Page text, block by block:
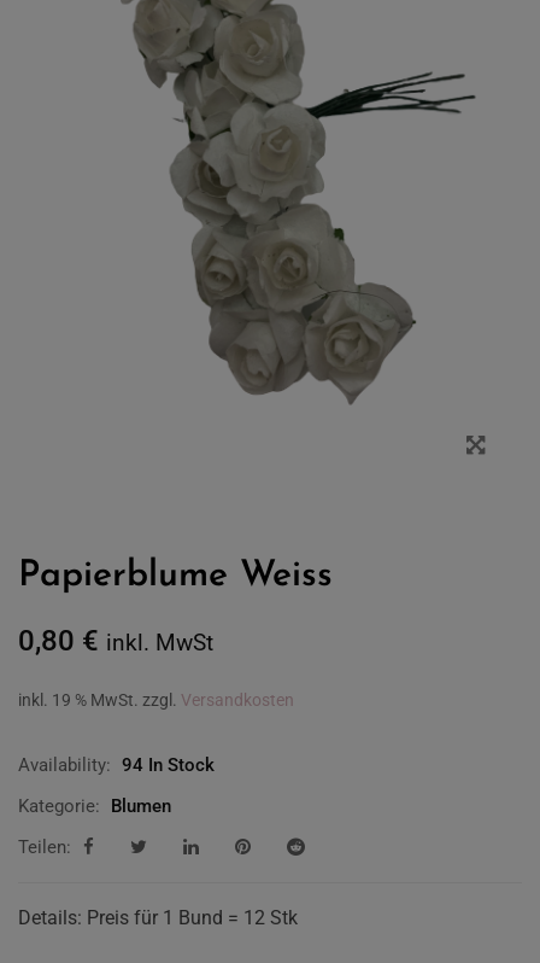
Papierblume Weiss
0,80 € inkl. MwSt
inkl. 19 % MwSt. zzgl. Versandkosten
Availability: 94 In Stock
Kategorie:
Blumen
Teilen:
Details: Preis für 1 Bund = 12 Stk